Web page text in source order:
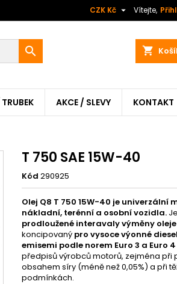
Vítejte,
CZK Kč 
shopping_cart

AKCE / SLEVY KONTAKT
T 750 SAE 15W-40
Kód 290925
Olej Q8 T 750 15W-40 je univerzální
nákladní, terénní a osobní vozidla.
prodloužené interavaly výměny oleje
koncipovaný pro vysoce výonné
emisemi podle norem Euro 3 a Euro 4
předpisů výrobců motorů, zejména při
obsahem síry (méně než 0,05%) a při
podmínkách.